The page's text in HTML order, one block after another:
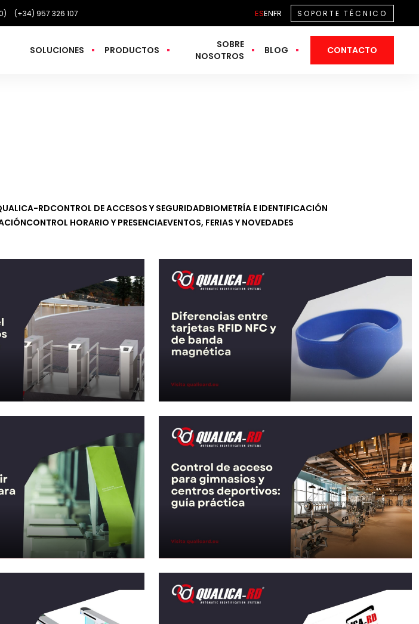
(+34) 957 326 107 ESENFR SOPORTE TÉCNICO
Empieza a escribir para ver resultados.
SOLUCIONES PRODUCTOS
SOBRE
NOSOTROS
BLOG CONTACTO
RDCONTROL DE ACCESOS Y SEGURIDADBIOMETRÍA E IDENTIFICACIÓN
CONTROL HORARIO Y PRESENCIAEVENTOS, FERIAS Y NOVEDADES
el acceso en
Diferencias entre tarjetas
RFID, NFC y de banda…
para
Control de acceso para
gimnasios